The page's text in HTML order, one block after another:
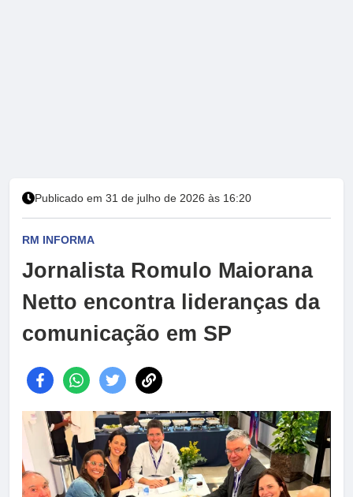
Publicado em 31 de julho de 2026 às 16:20
RM INFORMA
Jornalista Romulo Maiorana
Netto encontra lideranças da
comunicação em SP